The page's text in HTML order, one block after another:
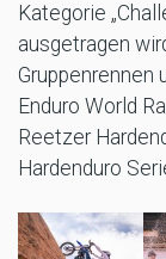
Kategorie
ausgetragen
Gruppenrennen
Enduro World
Reetzer
Hardenduro